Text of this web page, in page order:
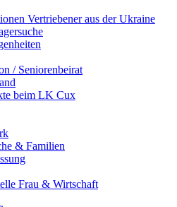
Vertriebener aus der Ukraine
/ Seniorenbeirat
beim LK Cux
& Familien
Frau & Wirtschaft